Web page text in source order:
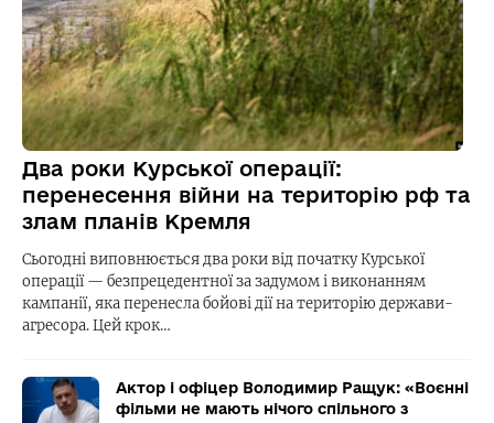
Два роки Курської операції:
перенесення війни на територію рф та
злам планів Кремля
Сьогодні виповнюється два роки від початку Курської
операції — безпрецедентної за задумом і виконанням
кампанії, яка перенесла бойові дії на територію держави-
агресора. Цей крок…
Актор і офіцер Володимир Ращук: «Воєнні
фільми не мають нічого спільного з